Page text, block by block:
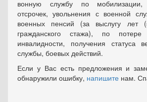
вонную службу по мобилизации,
отсрочек, увольнения с военной
военных пенсий (за выслугу лет
гражданского стажа), по
инвалидности, получения статуса
службы, боевых действий.
Если у Вас есть предложения и
обнаружили ошибку, напишите нам.